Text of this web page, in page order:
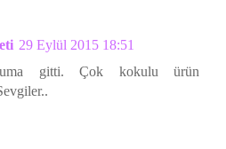
29 Eylül 2015 18:51
gitti. Çok kokulu ürün